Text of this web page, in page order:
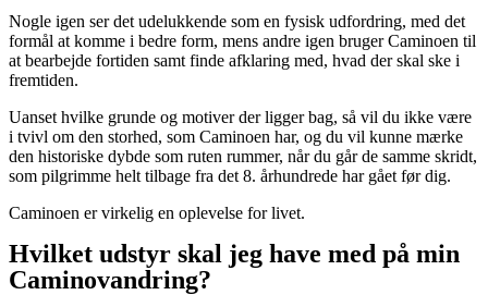
Nogle igen ser det udelukkende som en fysisk udfordring, med det
formål at komme i bedre form, mens andre igen bruger Caminoen til
at bearbejde fortiden samt finde afklaring med, hvad der skal ske i
fremtiden.
Uanset hvilke grunde og motiver der ligger bag, så vil du ikke være
i tvivl om den storhed, som Caminoen har, og du vil kunne mærke
den historiske dybde som ruten rummer, når du går de samme skridt,
som pilgrimme helt tilbage fra det 8. århundrede har gået før dig.
Caminoen er virkelig en oplevelse for livet.
Hvilket udstyr skal jeg have med på min
Caminovandring?